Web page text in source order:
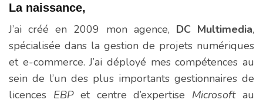
La naissance,
J’ai créé en 2009 mon agence, DC Multimedia,
spécialisée dans la gestion de projets numériques
et e-commerce. J’ai déployé mes compétences au
sein de l’un des plus importants gestionnaires de
licences EBPet centre d’expertise Microsoftau